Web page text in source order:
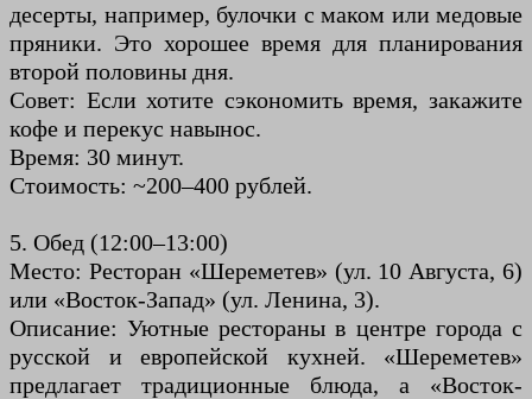
десерты, например, булочки с маком или медовые
пряники. Это хорошее время для планирования
второй половины дня.
Совет: Если хотите сэкономить время, закажите
кофе и перекус навынос.
Время: 30 минут.
Стоимость: ~200–400 рублей.
5. Обед (12:00–13:00)
Место: Ресторан «Шереметев» (ул. 10 Августа, 6)
или «Восток-Запад» (ул. Ленина, 3).
Описание: Уютные рестораны в центре города с
русской и европейской кухней. «Шереметев»
предлагает традиционные блюда, а «Восток-